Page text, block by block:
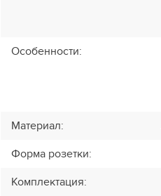
Особенности:
Материал:
Форма розетки:
Комплектация: